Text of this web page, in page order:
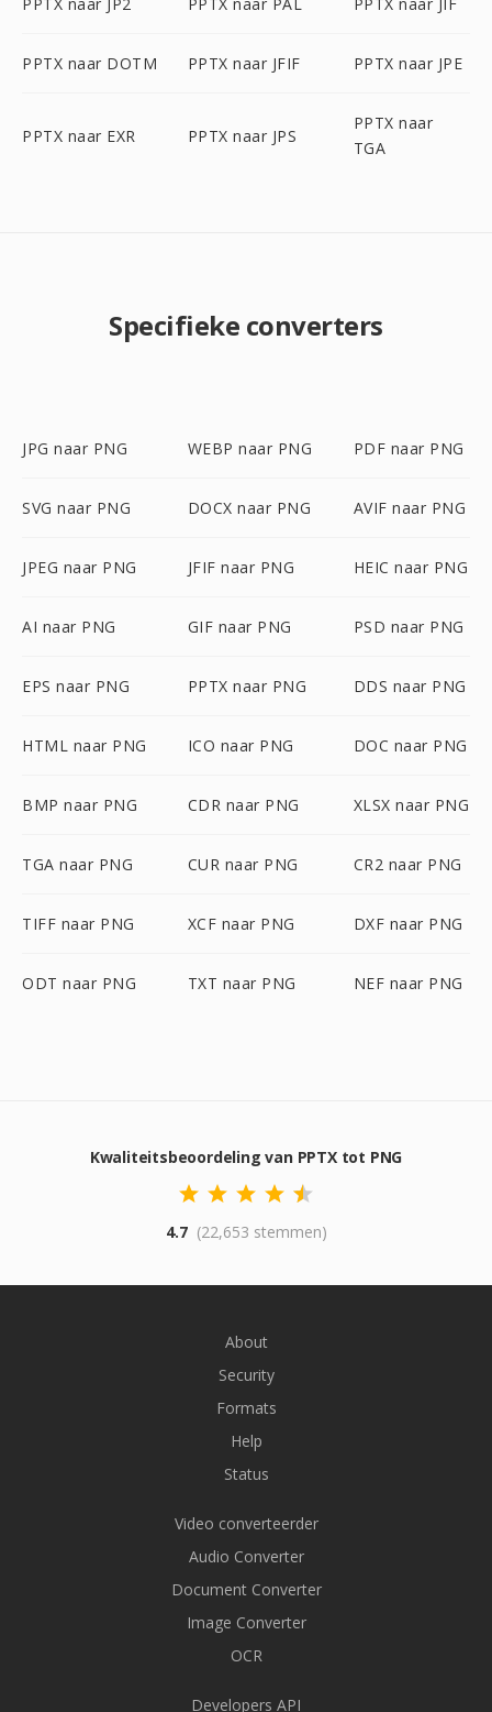
PPTX naar DOTM PPTX naar JFIF PPTX naar JPE
PPTX naar EXR PPTX naar JPS
PPTX naar
TGA
Specifieke converters
JPG naar PNG WEBP naar PNG PDF naar PNG
SVG naar PNG DOCX naar PNG AVIF naar PNG
JPEG naar PNG JFIF naar PNG HEIC naar PNG
AI naar PNG GIF naar PNG PSD naar PNG
EPS naar PNG PPTX naar PNG DDS naar PNG
HTML naar PNG ICO naar PNG DOC naar PNG
BMP naar PNG CDR naar PNG XLSX naar PNG
TGA naar PNG CUR naar PNG CR2 naar PNG
TIFF naar PNG XCF naar PNG DXF naar PNG
ODT naar PNG TXT naar PNG NEF naar PNG
Kwaliteitsbeoordeling van PPTX tot PNG
4.7 (22,653 stemmen)
About
Security
Formats
Help
Status
Video converteerder
Audio Converter
Document Converter
Image Converter
OCR
Developers API